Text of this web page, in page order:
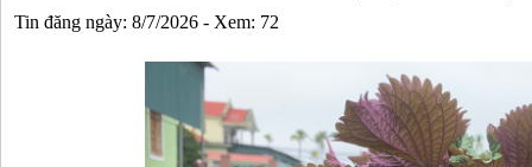
Tin đăng ngày: 8/7/2026 - Xem: 72